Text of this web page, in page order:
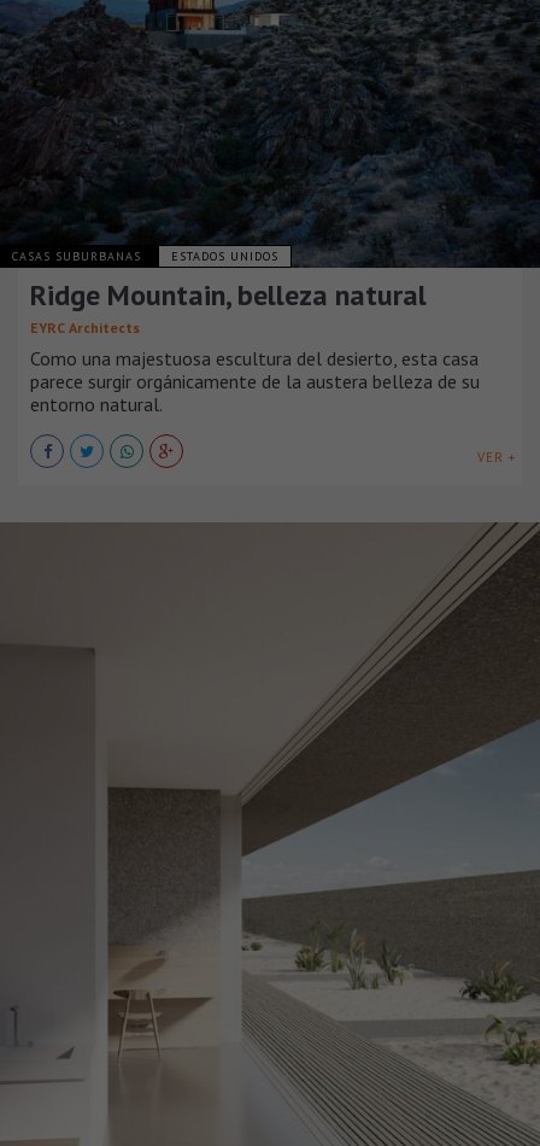
CASAS SUBURBANAS ESTADOS UNIDOS
Ridge Mountain, belleza natural
EYRC Architects
Como una majestuosa escultura del desierto, esta casa
parece surgir orgánicamente de la austera belleza de su
entorno natural.
VER +